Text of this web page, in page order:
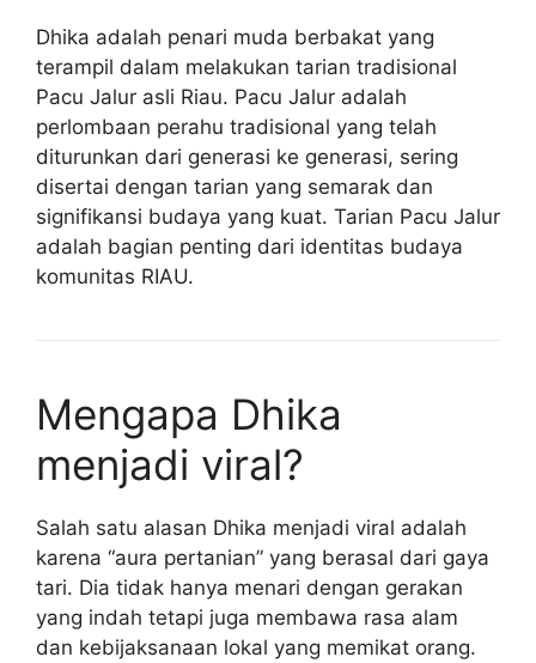
Dhika adalah penari muda berbakat yang
terampil dalam melakukan tarian tradisional
Pacu Jalur asli Riau. Pacu Jalur adalah
perlombaan perahu tradisional yang telah
diturunkan dari generasi ke generasi, sering
disertai dengan tarian yang semarak dan
signifikansi budaya yang kuat. Tarian Pacu Jalur
adalah bagian penting dari identitas budaya
komunitas RIAU.
Mengapa Dhika
menjadi viral?
Salah satu alasan Dhika menjadi viral adalah
karena “aura pertanian” yang berasal dari gaya
tari. Dia tidak hanya menari dengan gerakan
yang indah tetapi juga membawa rasa alam
dan kebijaksanaan lokal yang memikat orang.